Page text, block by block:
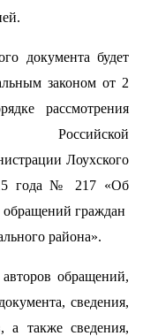
документа будет
законом от 2
рассмотрения
Лоухского
года № 217 «Об
граждан
района».
обращений,
сведения,
а также сведения,